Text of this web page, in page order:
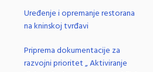
Uređenje i opremanje restorana
na kninskoj tvrđavi
Priprema dokumentacije za
razvojni prioritet „ Aktiviranje